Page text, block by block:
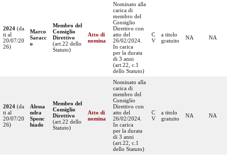
2024(da
ti al
20/07/20
26)
Marco
Saracc
o
Membro del
Consiglio
Direttivo
(art.22 dello
Statuto)
Atto di
nomina
Nominato alla
carica di
membro del
Consiglio
Direttivo con
atto del
26/02/2024.
In carica
per la durata
di 3 anni
(art.22, c.1
dello Statuto)
C
V
a titolo
gratuito
NA NA
2024(da
ti al
20/07/20
26)
Alessa
ndra
Sponc
hiado
Membro del
Consiglio
Direttivo
(art.22 dello
Statuto)
Atto di
nomina
Nominato alla
carica di
membro del
Consiglio
Direttivo con
atto del
26/02/2024.
In carica
per la durata
di 3 anni
(art.22, c.1
dello Statuto)
C
V
a titolo
gratuito
NA NA